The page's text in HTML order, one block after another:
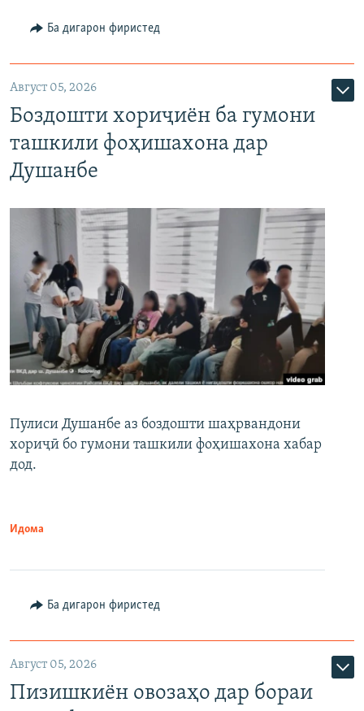
Ба дигарон фиристед
Август 05, 2026
Боздошти хориҷиён ба гумони
ташкили фоҳишахона дар
Душанбе
Пулиси Душанбе аз боздошти шаҳрвандони
хориҷӣ бо гумони ташкили фоҳишахона хабар
дод.
Идома
Ба дигарон фиристед
Август 05, 2026
Пизишкиён овозаҳо дар бораи